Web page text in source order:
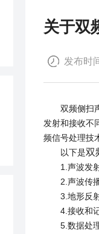
关于双
发布时
双频侧扫声
发射和接收不
频信号处理技
以下是双
1.声波发射
2.声波传播
3.地形反射
4.接收和记
5.数据处理